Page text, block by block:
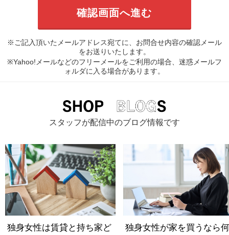
※ご記入頂いたメールアドレス宛てに、お問合せ内容の確認メール
をお送りいたします。
※Yahoo!メールなどのフリーメールをご利用の場合、迷惑メールフ
ォルダに入る場合があります。
スタッフが配信中のブログ情報です